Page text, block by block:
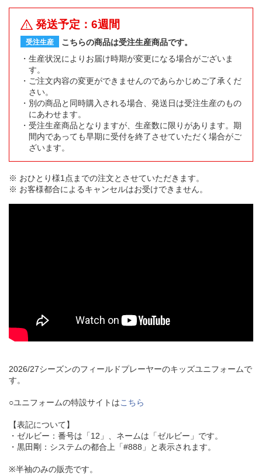
発送予定：6週間
受注生産
こちらの商品は受注生産商品です。
生産状況によりお届け時期が変更になる場合がございま
す。
ご注文内容の変更ができませんのであらかじめご了承くだ
さい。
別の商品と同時購入される場合、発送日は受注生産のもの
にあわせます。
受注生産商品となりますが、生産数に限りがあります。期
間内であっても早期に受付を終了させていただく場合がご
ざいます。
※ おひとり様1点までの注文とさせていただきます。
※ お客様都合によるキャンセルはお受けできません。
2026/27シーズンのフィールドプレーヤーのキッズユニフォームで
す。
○ユニフォームの特設サイトはこちら
【表記について】
・ゼルビー：番号は「12」、ネームは「ゼルビー」です。
・黒田剛：システムの都合上「#888」と表示されます。
※半袖のみの販売です。